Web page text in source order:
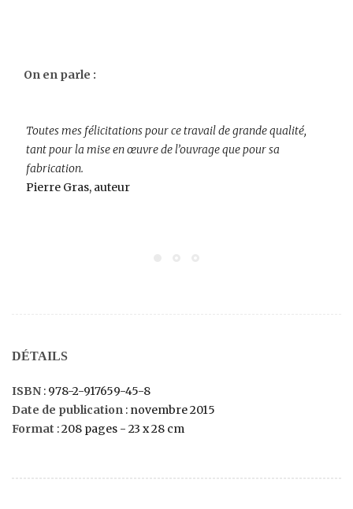
On en parle :
Toutes mes félicitations pour ce travail de grande qualité,
tant pour la mise en œuvre de l’ouvrage que pour sa
fabrication.
Pierre Gras, auteur
DÉTAILS
ISBN : 978-2-917659-45-8
Date de publication : novembre 2015
Format : 208 pages - 23 x 28 cm